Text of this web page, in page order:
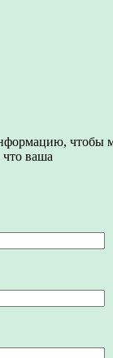
чтобы
что ваша